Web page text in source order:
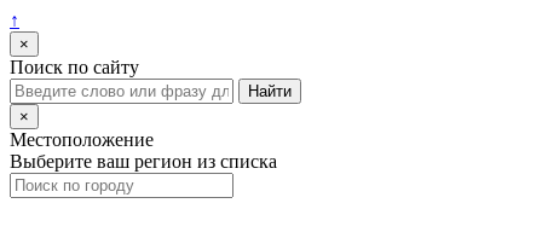
↑
×
Поиск по сайту
×
Местоположение
Выберите ваш регион из списка